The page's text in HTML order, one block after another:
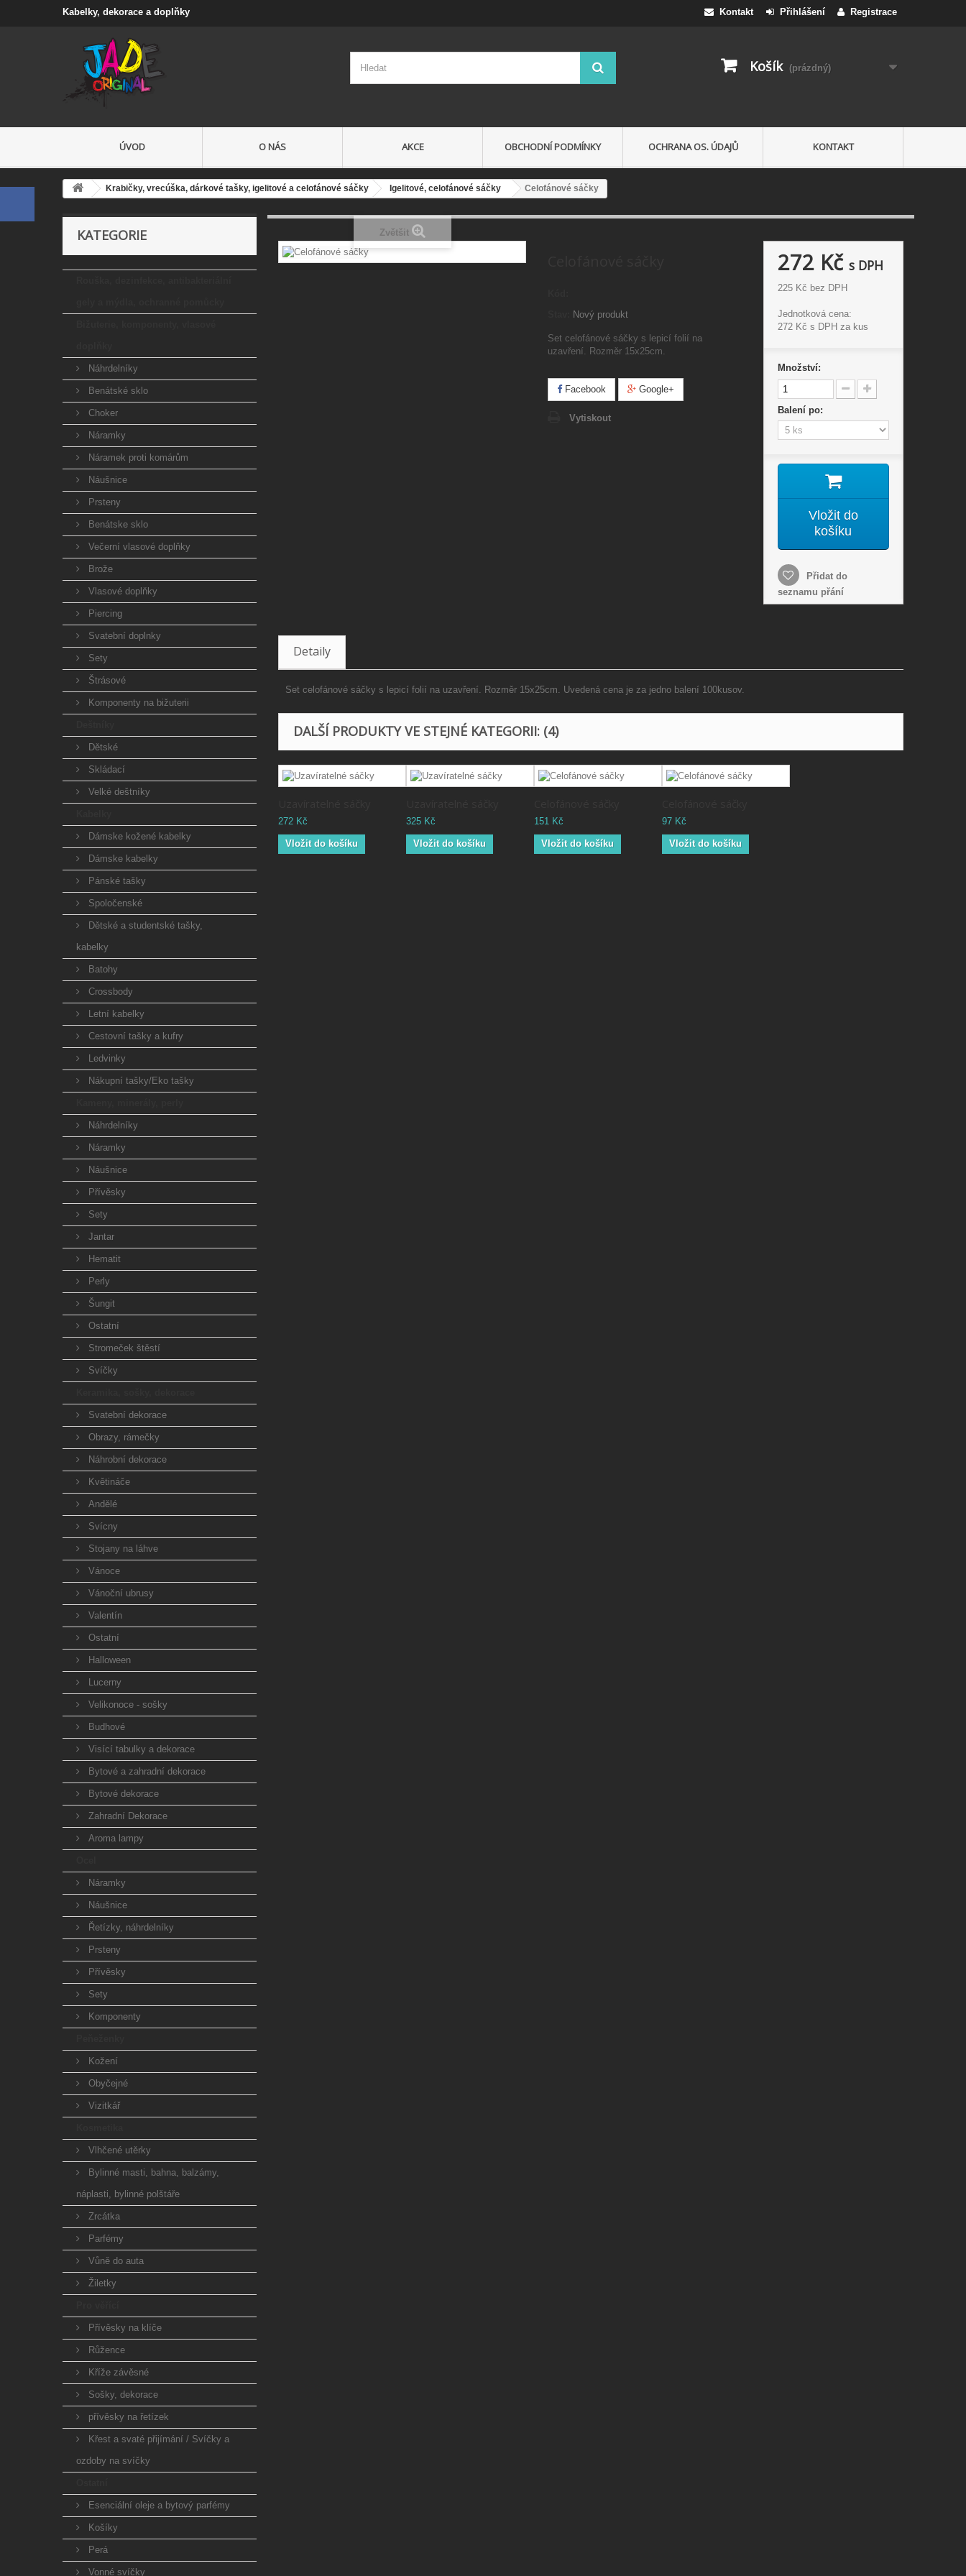
Registrace
Přihlášení
Kontakt
Kabelky, dekorace a doplňky
Košík (prázdný)
ÚVOD O NÁS AKCE OBCHODNÍ PODMÍNKY OCHRANA OS. ÚDAJŮ KONTAKT
Krabičky, vrecúška, dárkové tašky, igelitové a celofánové sáčky Igelitové, celofánové sáčky Celofánové sáčky
KATEGORIE
Náhrdelníky
Benátské sklo
Choker
Náramky
Náramek proti komárům
Náušnice
Prsteny
Benátske sklo
Večerní vlasové doplňky
Brože
Vlasové doplňky
Piercing
Svatební doplnky
Sety
Štrásové
Komponenty na bižuterii
Dětské
Skládací
Velké deštníky
Dámske kožené kabelky
Dámske kabelky
Pánské tašky
Spoločenské
Dětské a studentské tašky,
kabelky
Batohy
Crossbody
Letní kabelky
Cestovní tašky a kufry
Ledvinky
Nákupní tašky/Eko tašky
Náhrdelníky
Náramky
Náušnice
Přívěsky
Sety
Jantar
Hematit
Perly
Šungit
Ostatní
Stromeček štěstí
Svíčky
Svatební dekorace
Obrazy, rámečky
Náhrobní dekorace
Květináče
Andělé
Svícny
Stojany na láhve
Vánoce
Vánoční ubrusy
Valentín
Ostatní
Halloween
Lucerny
Velikonoce - sošky
Budhové
Visící tabulky a dekorace
Bytové a zahradní dekorace
Bytové dekorace
Zahradní Dekorace
Aroma lampy
Náramky
Náušnice
Řetízky, náhrdelníky
Prsteny
Přívěsky
Sety
Komponenty
Kožení
Obyčejné
Vizitkář
Vlhčené utěrky
Bylinné masti, bahna, balzámy,
náplasti, bylinné polštáře
Zrcátka
Parfémy
Vůně do auta
Žiletky
Přívěsky na klíče
Růžence
Kříže závěsné
Sošky, dekorace
přívěsky na řetízek
Křest a svaté přijímání / Svíčky a
ozdoby na svíčky
Esenciální oleje a bytový parfémy
Košíky
Perá
Vonné svíčky
Zvětšit
Nový produkt
Set celofánové sáčky s lepicí folií na
uzavření. Rozměr 15x25cm.
Facebook Google+
Vytiskout
272 Kč s DPH
225 Kč bez DPH
Jednotková cena:
272 Kč s DPH za kus
Množství:
Balení po:
Vložit do
košíku
Přidat do
seznamu přání
Detaily
Set celofánové sáčky s lepicí folií na uzavření. Rozměr 15x25cm. Uvedená cena je za jedno balení 100kusov.
DALŠÍ PRODUKTY VE STEJNÉ KATEGORII: (4)
272 Kč
Vložit do košíku
325 Kč
Vložit do košíku
151 Kč
Vložit do košíku
97 Kč
Vložit do košíku